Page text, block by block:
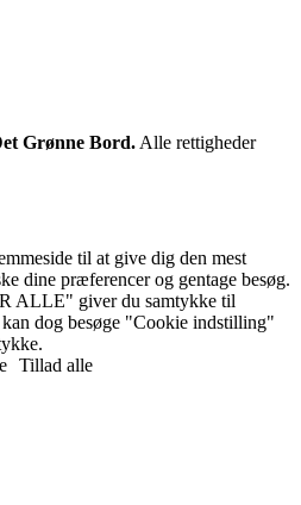
Grønne Bord. Alle rettigheder
til at give dig den mest
dine præferencer og gentage besøg.
ALLE" giver du samtykke til
dog besøge "Cookie indstilling"
Tillad alle